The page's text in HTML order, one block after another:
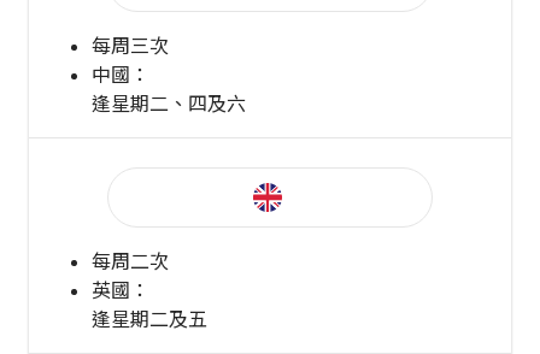
每周三次
中國：
逢星期二、四及六
每周二次
英國：
逢星期二及五